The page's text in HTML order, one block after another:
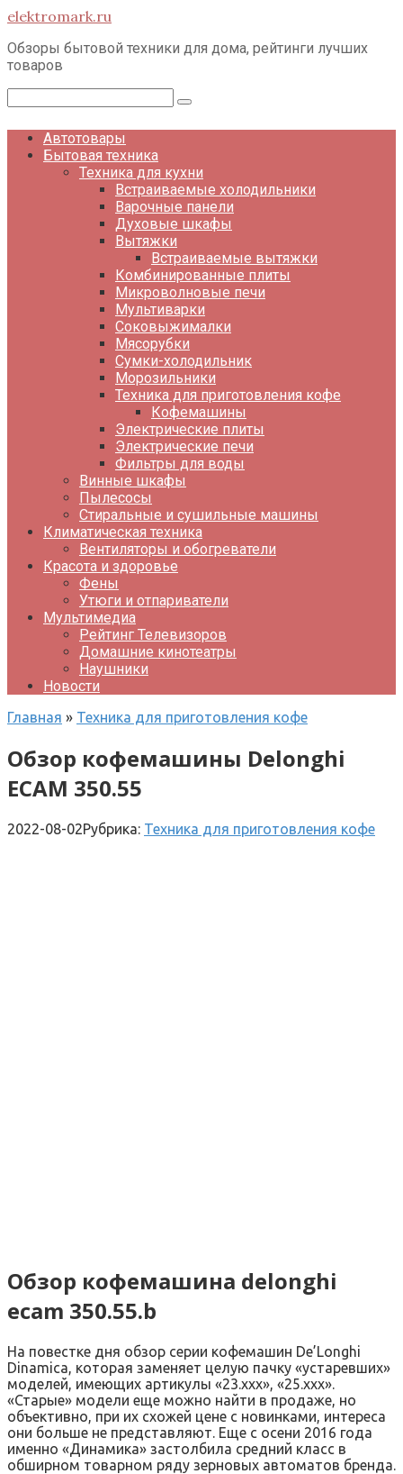
Перейти
контенту
elektromark.ru
Обзоры бытовой техники для дома, рейтинги лучших
товаров
Автотовары
Бытовая техника
Техника для кухни
Встраиваемые холодильники
Варочные панели
Духовые шкафы
Вытяжки
Встраиваемые вытяжки
Комбинированные плиты
Микроволновые печи
Мультиварки
Соковыжималки
Мясорубки
Сумки-холодильник
Морозильники
Техника для приготовления кофе
Кофемашины
Электрические плиты
Электрические печи
Фильтры для воды
Винные шкафы
Пылесосы
Стиральные и сушильные машины
Климатическая техника
Вентиляторы и обогреватели
Красота и здоровье
Фены
Утюги и отпариватели
Мультимедиа
Рейтинг Телевизоров
Домашние кинотеатры
Наушники
Новости
Главная » Техника для приготовления кофе
Обзор кофемашины Delonghi
ECAM 350.55
2022-08-02Рубрика: Техника для приготовления кофе
Обзор кофемашина delonghi
ecam 350.55.b
На повестке дня обзор серии кофемашин De’Longhi
Dinamica, которая заменяет целую пачку «устаревших»
моделей, имеющих артикулы «23.ххх», «25.ххх».
«Старые» модели еще можно найти в продаже, но
объективно, при их схожей цене с новинками, интереса
они больше не представляют. Еще с осени 2016 года
именно «Динамика» застолбила средний класс в
обширном товарном ряду зерновых автоматов бренда.